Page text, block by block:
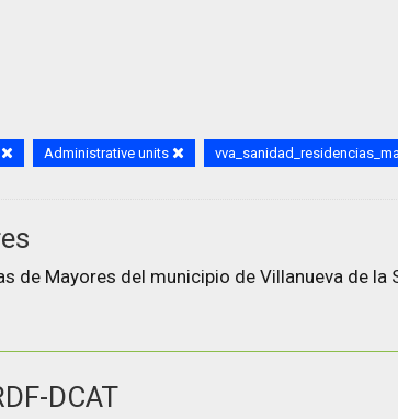
Administrative units
de Mayores del municipio de Villanueva de la
DCAT